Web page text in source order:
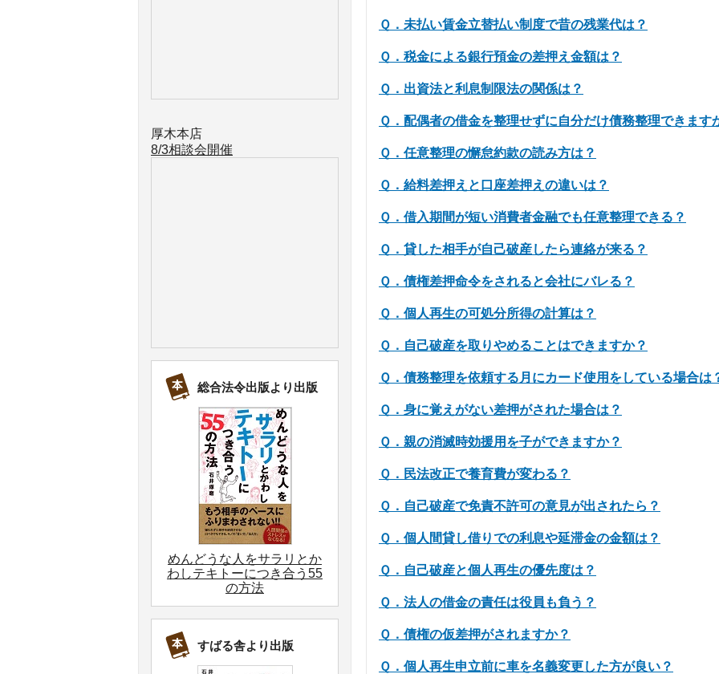
Ｑ．未払い賃金立替払い制度で昔の残業代は？
Ｑ．税金による銀行預金の差押え金額は？
Ｑ．出資法と利息制限法の関係は？
Ｑ．配偶者の借金を整理せずに自分だけ債務整理できます
Ｑ．任意整理の懈怠約款の読み方は？
Ｑ．給料差押えと口座差押えの違いは？
Ｑ．借入期間が短い消費者金融でも任意整理できる？
Ｑ．貸した相手が自己破産したら連絡が来る？
Ｑ．債権差押命令をされると会社にバレる？
Ｑ．個人再生の可処分所得の計算は？
Ｑ．自己破産を取りやめることはできますか？
Ｑ．債務整理を依頼する月にカード使用をしている場合は
Ｑ．身に覚えがない差押がされた場合は？
Ｑ．親の消滅時効援用を子ができますか？
Ｑ．民法改正で養育費が変わる？
Ｑ．自己破産で免責不許可の意見が出されたら？
Ｑ．個人間貸し借りでの利息や延滞金の金額は？
Ｑ．自己破産と個人再生の優先度は？
Ｑ．法人の借金の責任は役員も負う？
Ｑ．債権の仮差押がされますか？
Ｑ．個人再生申立前に車を名義変更した方が良い？
厚木本店
8/3相談会開催
総合法令出版より出版
めんどうな人をサラリとか
わしテキトーにつき合う55
の方法
すばる舎より出版